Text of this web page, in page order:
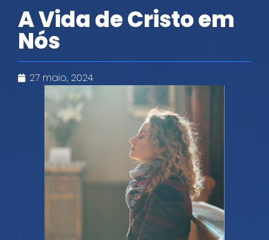
A Vida de Cristo em
Nós
27 maio, 2024